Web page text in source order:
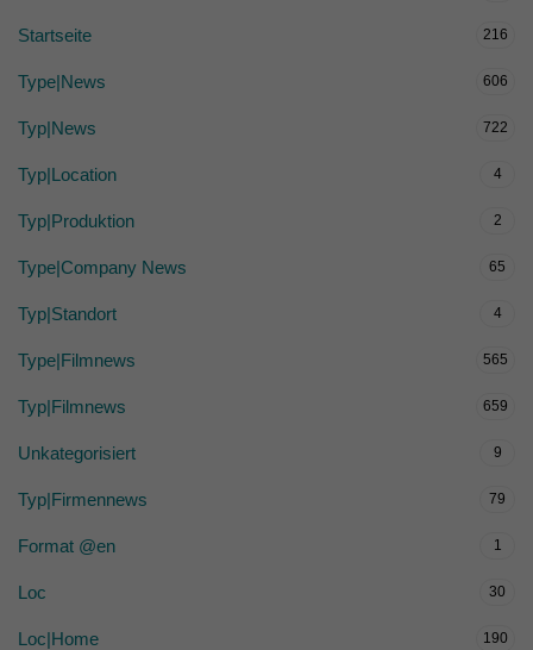
Startseite 216
Type|News 606
Typ|News 722
Typ|Location 4
Typ|Produktion 2
Type|Company News 65
Typ|Standort 4
Type|Filmnews 565
Typ|Filmnews 659
Unkategorisiert 9
Typ|Firmennews 79
Format @en 1
Loc 30
Loc|Home 190